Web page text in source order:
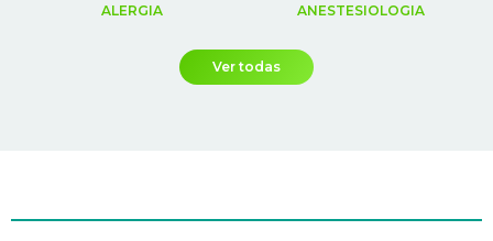
ALERGIA ANESTESIOLOGIA
Ver todas